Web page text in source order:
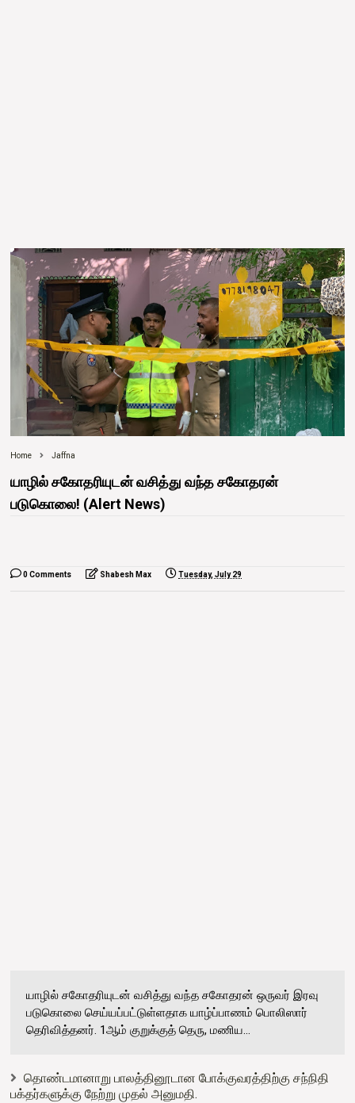
Home Jaffna
யாழில் சகோதரியுடன் வசித்து வந்த சகோதரன்
படுகொலை! (Alert News)
0 Comments Shabesh Max Tuesday, July 29
யாழில் சகோதரியுடன் வசித்து வந்த சகோதரன் ஒருவர் இரவு
படுகொலை செய்யப்பட்டுள்ளதாக யாழ்ப்பாணம் பொலிஸார்
தெரிவித்தனர். 1ஆம் குறுக்குத் தெரு, மணிய...
தொண்டமானாறு பாலத்தினூடான போக்குவரத்திற்கு சந்நிதி
பக்தர்களுக்கு நேற்று முதல் அனுமதி.